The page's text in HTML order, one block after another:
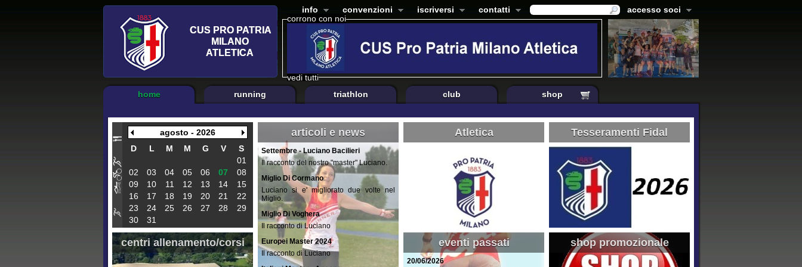
corrono con noi
vedi tutti
info convenzioni iscriversi contatti accesso soci
home running triathlon club shop
agosto - 2026
D
L M M G V
S
01
02
03 04 05 06 07
08
09
10 11 12 13 14
15
16
17 18 19 20 21
22
23
24 25 26 27 28
29
30
31
articoli e news
Settembre - Luciano Bacilieri
Il racconto del nostro "master" Luciano.
Miglio Di Cormano
Luciano si e' migliorato due volte nel
Miglio.
Miglio Di Voghera
Il racconto di Luciano
Europei Master 2024
Il racconto di Luciano
Atletica Tesseramenti Fidal
centri allenamento/corsi eventi passati
20/06/2026
shop promozionale